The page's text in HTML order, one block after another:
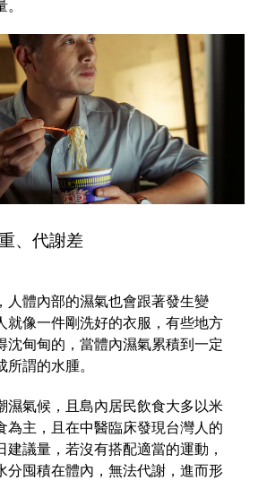
、代謝差
人體內部的濕氣也會跟著發生變
就像一件剛洗好的衣服，有些地方
沈甸甸的，當體內濕氣累積到一定
謂的水腫。
濕氣候，且島內居民飲食大多以米
為主，且在中醫臨床發現台灣人的
建議量，若沒有搭配適當的運動，
分囤積在體內，無法代謝，進而形